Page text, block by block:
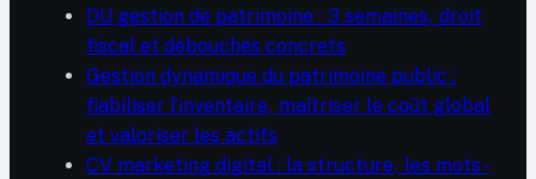
DU gestion de patrimoine : 3 semaines, droit
fiscal et débouchés concrets
Gestion dynamique du patrimoine public :
fiabiliser l’inventaire, maîtriser le coût global
et valoriser les actifs
CV marketing digital : la structure, les mots-